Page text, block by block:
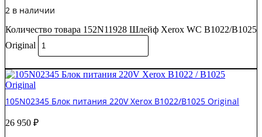
2 в наличии
Количество товара 152N11928 Шлейф Xerox WC B1022/B1025
Original
105N02345 Блок питания 220V Xerox B1022/B1025 Original
26 950 ₽